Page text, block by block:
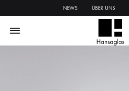
NEWS ÜBER UNS